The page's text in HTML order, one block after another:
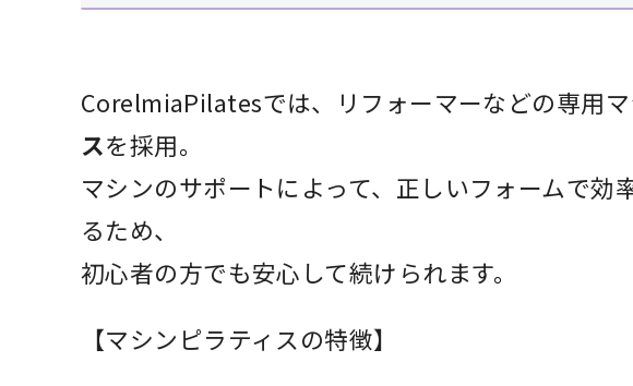
CorelmiaPilatesでは、リフォーマーなどの専用
スを採用。
マシンのサポートによって、正しいフォームで効
るため、
初心者の方でも安心して続けられます。
【マシンピラティスの特徴】